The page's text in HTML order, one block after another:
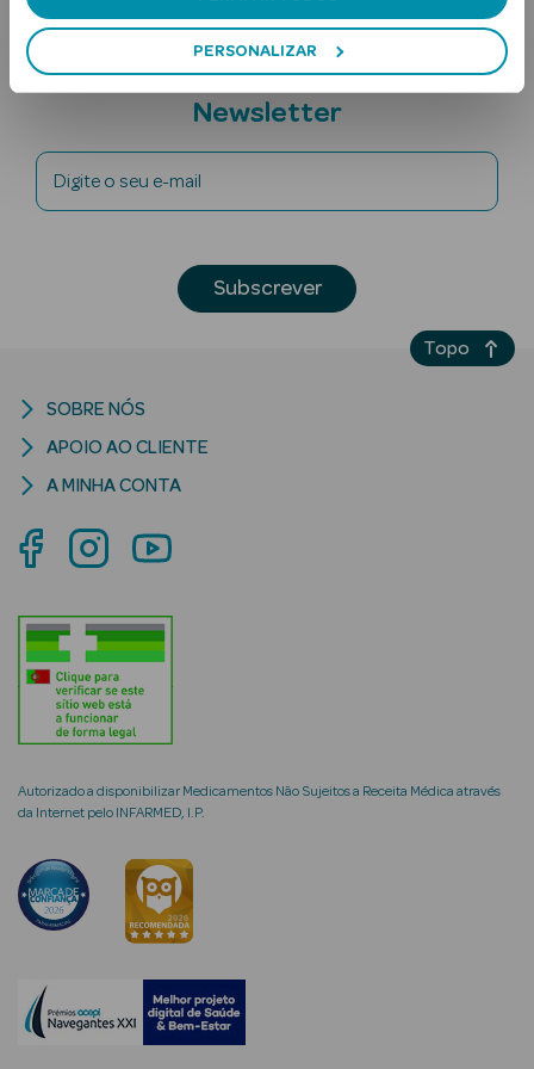
PERSONALIZAR
Lábios
Solares Bebé e
Criança
Rosto e
Ver Tudo
Rosto
Hidratantes
Séruns Faciais
Anti-
envelhecimento
Subscreva a
Newsletter
Digite o seu e-mail
Subscrever
Autorizado a disponibilizar Medicamentos Não Sujeitos a Receita Médica através
da Internet pelo INFARMED, I.P.
SOBRE NÓS
APOIO AO CLIENTE
A MINHA CONTA
Topo